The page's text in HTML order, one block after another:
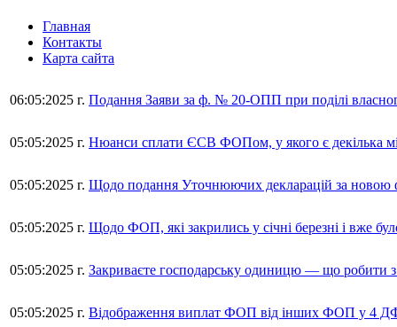
Главная
Контакты
Карта сайта
06:05:2025 г. Подання Заяви за ф. № 20-ОПП при поділі
05:05:2025 г. Нюанси сплати ЄСВ ФОПом, у якого є декілька
05:05:2025 г. Щодо подання Уточнюючих декларацій за новою
05:05:2025 г. Щодо ФОП, які закрились у січні березні і вже
05:05:2025 г. Закриваєте господарську одиницю — що робити
05:05:2025 г. Відображення виплат ФОП від інших ФОП у 4